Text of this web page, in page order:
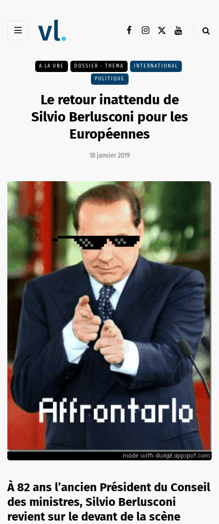
A LA UNE DOSSIER - THEMA INTERNATIONAL
POLITIQUE
Le retour inattendu de
Silvio Berlusconi pour les
Européennes
18 janvier 2019
À 82 ans l’ancien Président du Conseil
des ministres, Silvio Berlusconi
revient sur le devant de la scène